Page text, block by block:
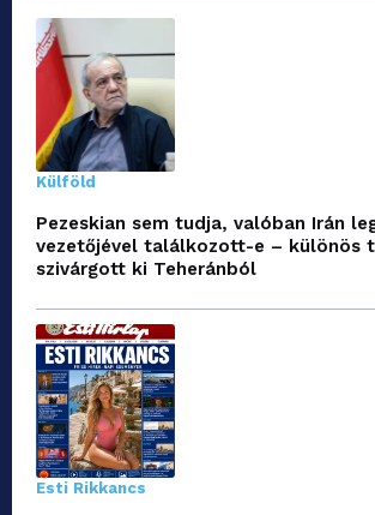
Külföld
Pezeskian sem tudja, valóban Irán
vezetőjével találkozott-e – különös
szivárgott ki Teheránból
Esti Rikkancs